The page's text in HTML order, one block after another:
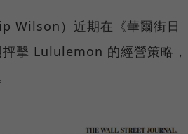
Wilson）近期在《華爾街日
擊 Lululemon 的經營策略，